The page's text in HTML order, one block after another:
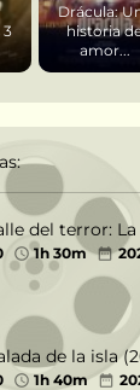
3
Drácula:
historia
amor...
del terror:
1h 30m
de la isla
1h 40m